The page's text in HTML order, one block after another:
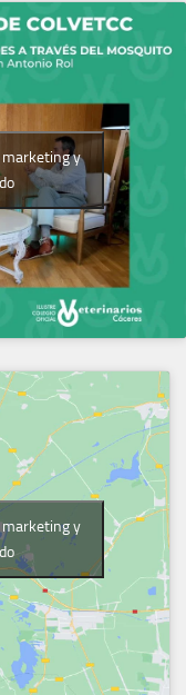
marketing y
marketing y